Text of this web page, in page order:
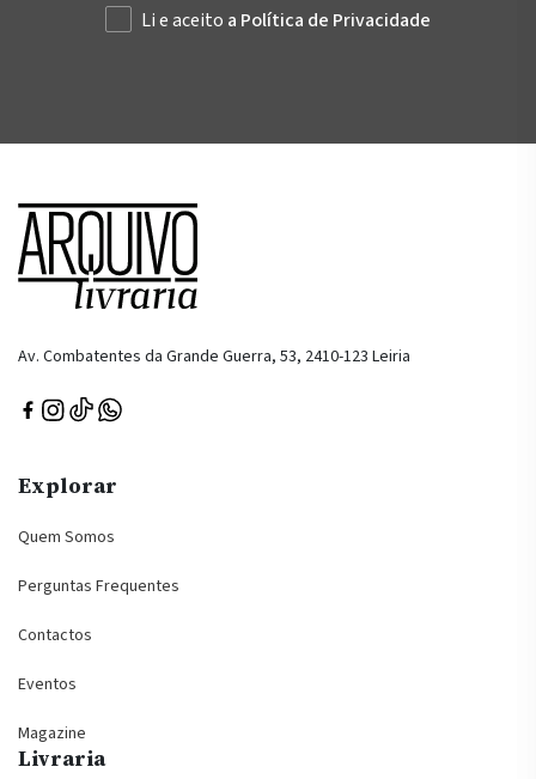
Li e aceito a Política de Privacidade
Av. Combatentes da Grande Guerra, 53, 2410-123 Leiria
Explorar
Quem Somos
Perguntas Frequentes
Contactos
Eventos
Magazine
Livraria